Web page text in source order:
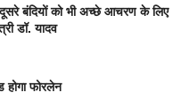
दूसरे बंदियों को भी अच्छे आचरण के लिए
डॉ. यादव
होगा फोरलेन